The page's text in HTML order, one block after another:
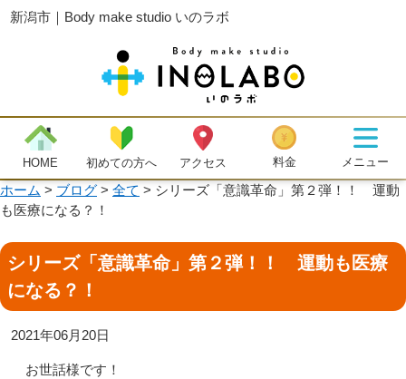
新潟市｜Body make studio いのラボ
HOME 初めての方へ アクセス 料金 メニュー
ホーム > ブログ> 全て > シリーズ「意識革命」第２弾！！ 運動
も医療になる？！
シリーズ「意識革命」第２弾！！ 運動も医療
になる？！
2021年06月20日
お世話様です！